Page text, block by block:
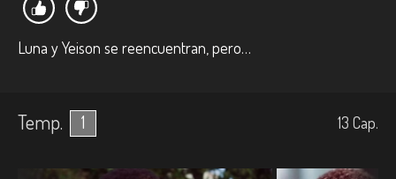
Luna y Yeison se reencuentran, pero…
Temp. 1 13 Cap.